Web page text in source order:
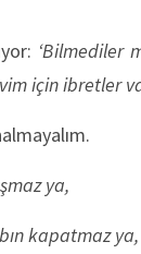
‘Bilmediler
için ibretler
ya,
kapatmaz ya,